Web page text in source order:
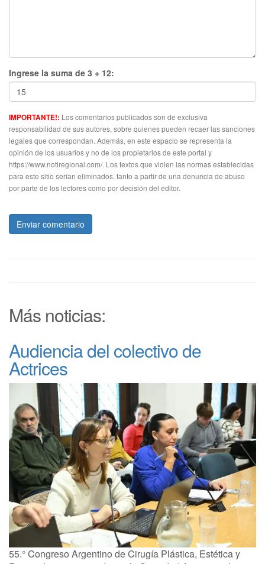
Ingrese la suma de 3 + 12:
IMPORTANTE!: Los comentarios publicados son de exclusiva
responsabilidad de sus autores, sobre quienes pueden recaer las sanciones
legales que correspondan. Además, en este espacio se representa la
opinión de los usuarios y no de los propietarios de este portal y
https://www.notiregional.com/. Los textos que violen las normas establecidas
para este sitio serían eliminados, tanto a partir de una denuncia de abuso
por parte de los lectores como por decisión del editor.
Enviar comentario
Más noticias:
Audiencia del colectivo de
Actrices
55.° Congreso Argentino de Cirugía Plástica, Estética y